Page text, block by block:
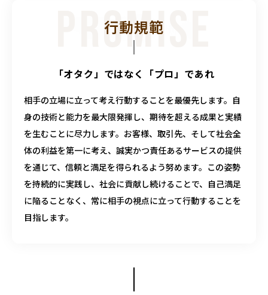
PROMISE
行動規範
「オタク」ではなく「プロ」であれ
相手の立場に立って考え行動することを最優先します。自
身の技術と能力を最大限発揮し、期待を超える成果と実績
を生むことに尽力します。お客様、取引先、そして社会全
体の利益を第一に考え、誠実かつ責任あるサービスの提供
を通じて、信頼と満足を得られるよう努めます。この姿勢
を持続的に実践し、社会に貢献し続けることで、自己満足
に陥ることなく、常に相手の視点に立って行動することを
目指します。